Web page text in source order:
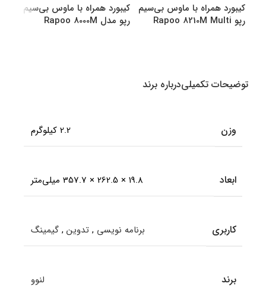
کیبورد همراه با ماوس بی‌سیم
رپو Rapoo 8210M Multi
کیبورد همراه با ماوس بی‌سیم
رپو مدل Rapoo 8000M
توضیحات تکمیلیدرباره برند
وزن 2.2 کیلوگرم
ابعاد 19.8 × 262.5 × 357.7 میلی‌متر
کاربری برنامه نویسی , تدوین , گیمینگ
برند لنوو